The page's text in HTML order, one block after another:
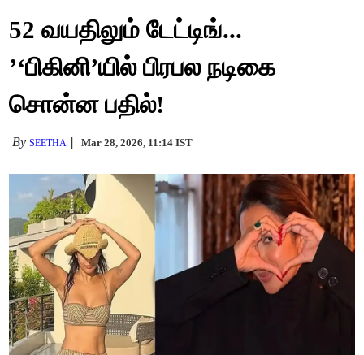
52 வயதிலும் டேட்டிங்...
’‘பிகினி’யில் பிரபல நடிகை
சொன்ன பதில்!
BySEETHA Mar 28, 2026, 11:14 IST